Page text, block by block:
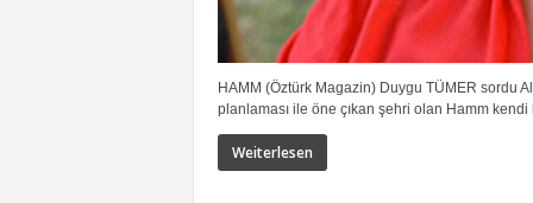
HAMM (Öztürk Magazin) Duygu TÜMER sordu
planlaması ile öne çıkan şehri olan Hamm
Weiterlesen